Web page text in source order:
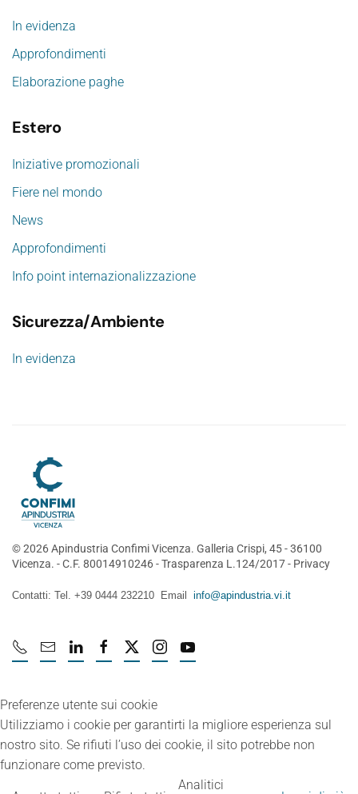
In evidenza
Approfondimenti
Elaborazione paghe
Estero
Iniziative promozionali
Fiere nel mondo
News
Approfondimenti
Info point internazionalizzazione
Sicurezza/Ambiente
In evidenza
©2026Apindustria Confimi Vicenza. Galleria Crispi, 45 - 36100
Vicenza. - C.F. 80014910246 -Trasparenza L.124/2017- Privacy
Contatti: Tel. +39 0444 232210 Email info@apindustria.vi.it
Preferenze utente sui cookie
Utilizziamo i cookie per garantirti la migliore esperienza sul
nostro sito. Se rifiuti l’uso dei cookie, il sito potrebbe non
funzionare come previsto.
Analitici